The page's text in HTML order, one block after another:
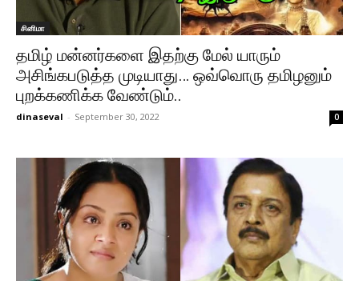
சினிமா
தமிழ் மன்னர்களை இதற்கு மேல் யாரும்
அசிங்கபடுத்த முடியாது… ஒவ்வொரு தமிழனும்
புறக்கணிக்க வேண்டும்..
dinaseval - September 30, 2022 0